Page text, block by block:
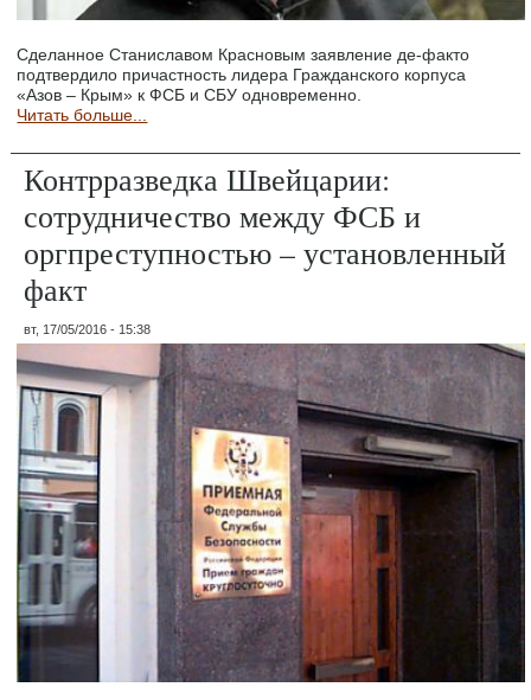
Сделанное Станиславом Красновым заявление де-факто
подтвердило причастность лидера Гражданского корпуса
«Азов – Крым» к ФСБ и СБУ одновременно.
Читать больше...
Контрразведка Швейцарии:
сотрудничество между ФСБ и
оргпреступностью – установленный
факт
вт, 17/05/2016 - 15:38